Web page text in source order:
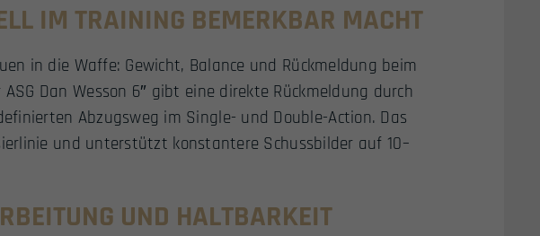
IM TRAINING BEMERKBAR MACHT
in die Waffe: Gewicht, Balance und Rückmeldung beim
Dan Wesson 6″ gibt eine direkte Rückmeldung durch
Abzugsweg im Single- und Double-Action. Das
und unterstützt konstantere Schussbilder auf 10–
UND HALTBARKEIT